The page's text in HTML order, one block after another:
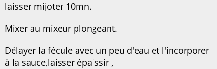
laisser mijoter 10mn.
Mixer au mixeur plongeant.
Délayer la fécule avec un peu d'eau et l'incorporer
à la sauce,laisser épaissir ,